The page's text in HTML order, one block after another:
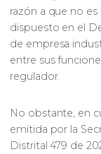
razón a que no
dispuesto en el
de empresa
entre sus
regulador.
No obstante, en
emitida por la
Distrital 479 de